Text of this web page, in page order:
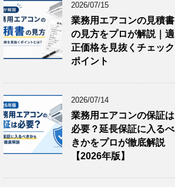
2026/07/15
業務用エアコンの見積書
の見方をプロが解説｜適
正価格を見抜くチェック
ポイント
2026/07/14
業務用エアコンの保証は
必要？延長保証に入るべ
きかをプロが徹底解説
【2026年版】